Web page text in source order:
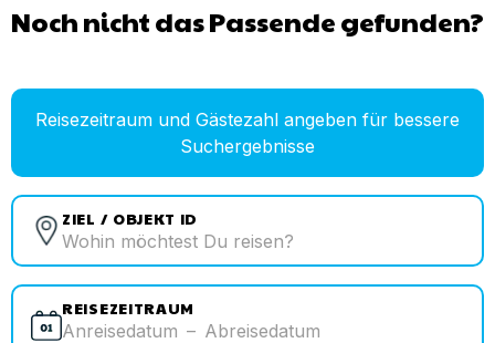
Noch nicht das Passende gefunden?
Reisezeitraum und Gästezahl angeben für bessere
Suchergebnisse
ZIEL / OBJEKT ID
REISEZEITRAUM
Anreisedatum – Abreisedatum